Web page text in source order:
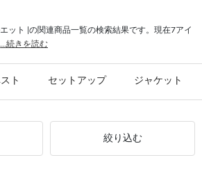
女性らしい #セットアップスーツ mirum
レート #セットアップスーツ オールシーズン
ット |の関連商品一覧の検索結果です。現在7アイ
...続きを読む
ト セットアップ ジャケット
絞り込む